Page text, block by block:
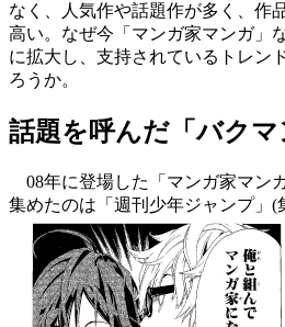
なく、人気作や話題作が多く、作
高い。なぜ今「マンガ家マンガ」
に拡大し、支持されているトレン
ろうか。
話題を呼んだ「バク
08年に登場した「マンガ家マン
集めたのは「週刊少年ジャンプ」(